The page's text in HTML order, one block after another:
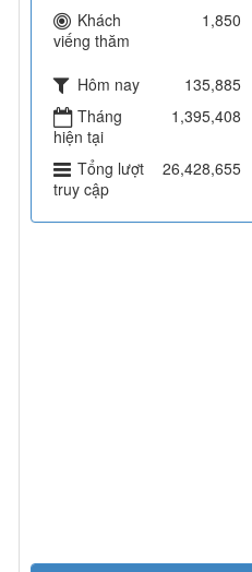
Khách
viếng thăm
1,850
Hôm nay
135,885
Tháng
hiện tại
1,395,408
Tổng lượt
truy cập
26,428,655